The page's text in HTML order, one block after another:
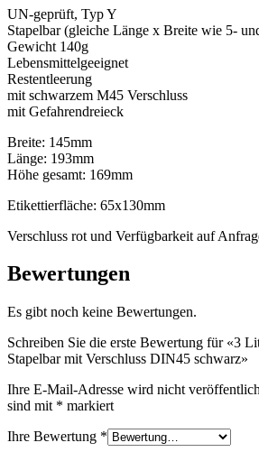
Saucenflaschen
Spirituosenflaschen
Sprüher(18)
Tanks(2)
Verschlüsse(173)
Weinflaschen und
UN-geprüft, Typ Y
Stapelbar (gleiche Länge x Breite wie 5-
Gewicht 140g
Lebensmittelgeeignet
Restentleerung
mit schwarzem M45 Verschluss
mit Gefahrendreieck
Breite: 145mm
Länge: 193mm
Höhe gesamt: 169mm
Etikettierfläche: 65x130mm
Verschluss rot und Verfügbarkeit auf
Bewertungen
Es gibt noch keine Bewertungen.
Schreiben Sie die erste Bewertung für «3
Stapelbar mit Verschluss DIN45 schwarz»
Ihre E-Mail-Adresse wird nicht
sind mit * markiert
Ihre Bewertung *